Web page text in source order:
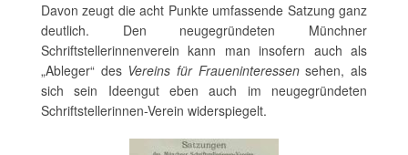
Davon zeugt die acht Punkte umfassende Satzung ganz
deutlich. Den neugegründeten Münchner
Schriftstellerinnenverein kann man insofern auch als
„Ableger“ des Vereins für Fraueninteressensehen, als
sich sein Ideengut eben auch im neugegründeten
Schriftstellerinnen-Verein widerspiegelt.